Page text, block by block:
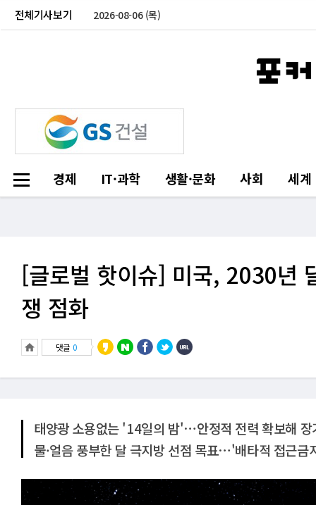
전체기사보기 2026-08-06 (목)
경제 IT·과학 생활·문화 사회 세계
[글로벌 핫이슈] 미국, 2030년
쟁 점화
댓글 0
태양광 소용없는 '14일의 밤'⋯안정적 전력 확보해 장
물·얼음 풍부한 달 극지방 선점 목표⋯'배타적 접근금